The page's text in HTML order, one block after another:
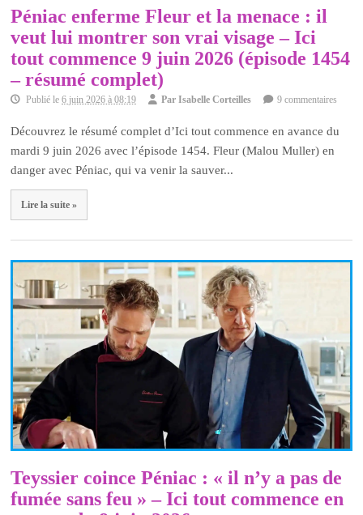
Péniac enferme Fleur et la menace : il
veut lui montrer son vrai visage – Ici
tout commence 9 juin 2026 (épisode 1454
– résumé complet)
Publié le6 juin 2026 à 08:19 ParIsabelle Corteilles 9 commentaires
Découvrez le résumé complet d’Ici tout commence en avance du
mardi 9 juin 2026 avec l’épisode 1454. Fleur (Malou Muller) en
danger avec Péniac, qui va venir la sauver...
Lire la suite »
Teyssier coince Péniac : « il n’y a pas de
fumée sans feu » – Ici tout commence en